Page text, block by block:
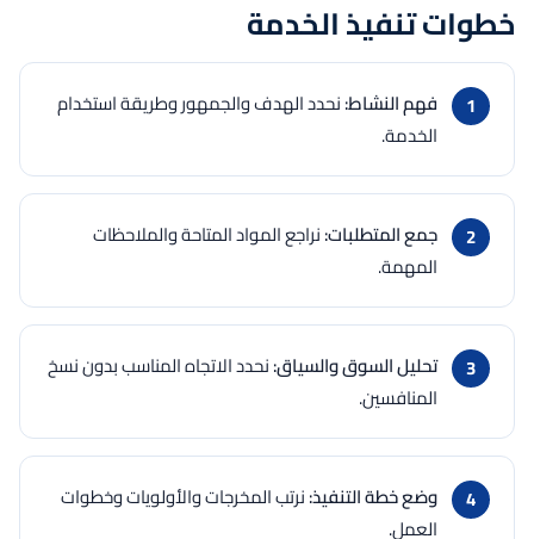
خطوات تنفيذ الخدمة
فهم النشاط:نحدد الهدف والجمهور وطريقة استخدام
الخدمة.
جمع المتطلبات:نراجع المواد المتاحة والملاحظات
المهمة.
تحليل السوق والسياق:نحدد الاتجاه المناسب بدون نسخ
المنافسين.
وضع خطة التنفيذ:نرتب المخرجات والأولويات وخطوات
العمل.